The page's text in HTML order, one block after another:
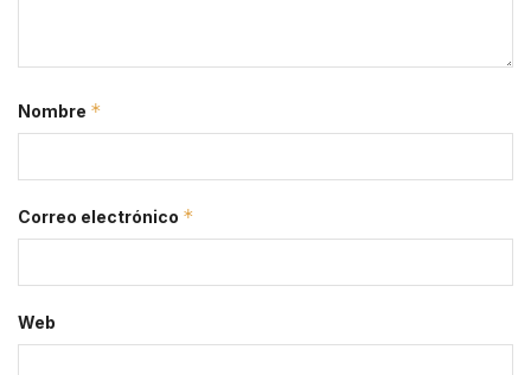
Nombre *
Correo electrónico *
Web